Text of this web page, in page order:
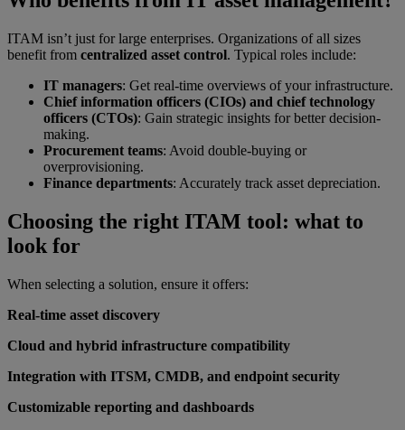
ITAM isn’t just for large enterprises. Organizations of all sizes
benefit from centralized asset control. Typical roles include:
IT managers: Get real-time overviews of your infrastructure.
Chief information officers (CIOs) and chief technology
officers (CTOs): Gain strategic insights for better decision-
making.
Procurement teams: Avoid double-buying or
overprovisioning.
Finance departments: Accurately track asset depreciation.
Choosing the right ITAM tool: what to
look for
When selecting a solution, ensure it offers:
Real-time asset discovery
Cloud and hybrid infrastructure compatibility
Integration with ITSM, CMDB, and endpoint security
Customizable reporting and dashboards